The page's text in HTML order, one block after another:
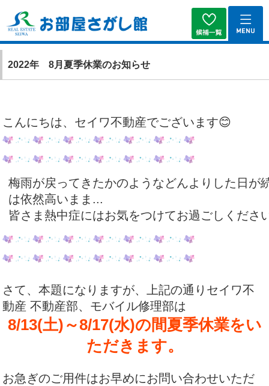
2022年 8月夏季休業のお知らせ
こんにちは、セイワ不動産でございます😊
梅雨が戻ってきたかのようなどんよりした日が
は依然高いまま...
皆さま熱中症にはお気をつけてお過ごしくださ
さて、本題になりますが、上記の通りセイワ不
動産 不動産部、モバイル修理部は
8/13(土)～8/17(水)の間夏季休業をい
ただきます。
お急ぎのご用件はお早めにお問い合わせいただ